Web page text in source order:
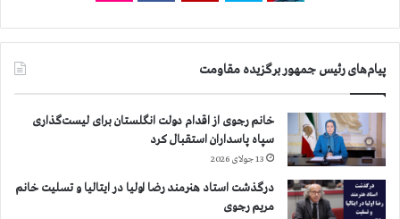
پیام‌های رئیس جمهور برگزیده مقاومت
خانم رجوی از اقدام دولت انگلستان برای لیست‌گذاری
سپاه پاسداران استقبال کرد
13 جولای 2026
درگذشت استاد هنرمند رضا اولیا در ایتالیا و تسلیت خانم
مریم رجوی